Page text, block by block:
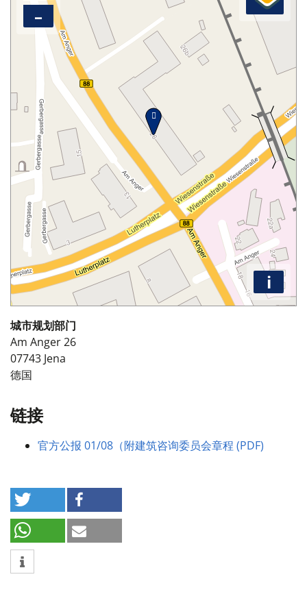
–
i
城市规划部门
Am Anger 26
07743 Jena
德国
链接
官方公报 01/08（附建筑咨询委员会章程 (PDF)